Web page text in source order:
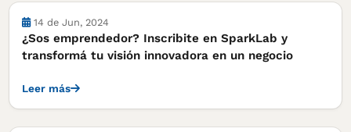
Cursos, concursos y becas
14 de Jun, 2024
¿Sos emprendedor? Inscribite en SparkLab y
transformá tu visión innovadora en un negocio
Leer más